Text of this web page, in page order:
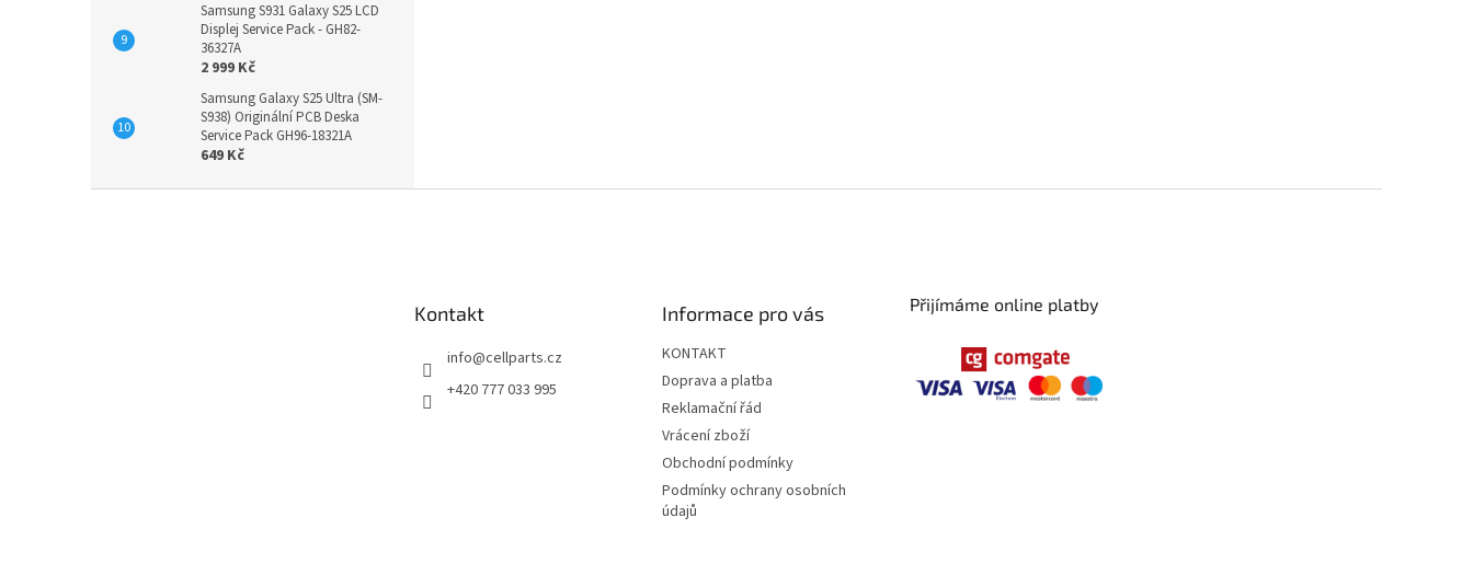
Samsung S931 Galaxy S25 LCD
Displej Service Pack - GH82-
36327A
2 999 Kč
Samsung Galaxy S25 Ultra (SM-
S938) Originální PCB Deska
Service Pack GH96-18321A
649 Kč
Kontakt
info@cellparts.cz
+420 777 033 995
Informace pro vás
KONTAKT
Doprava a platba
Reklamační řád
Vrácení zboží
Obchodní podmínky
Podmínky ochrany osobních
údajů
Přijímáme online platby